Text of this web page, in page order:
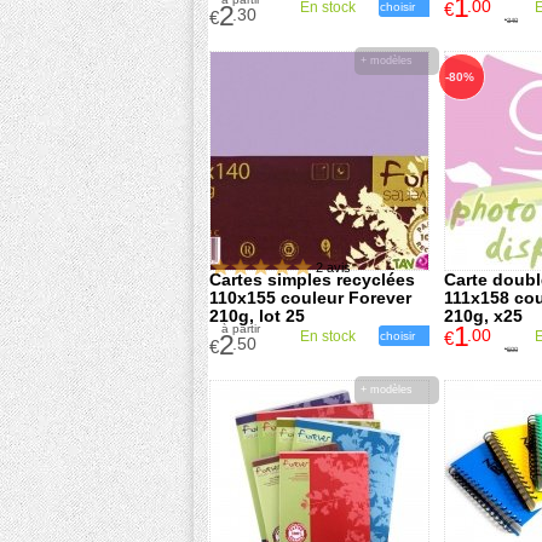
€2.30 En stock choisir
€3.40
€1 .00
Cartes simples recyclées
110x155 couleur Forever
210g, lot 25
à partir
€2.50 En stock
+ modèles
choisir
2 avis
Carte
111x158
210g, x25
-80%
€5.00
€1 .00
+ modèles